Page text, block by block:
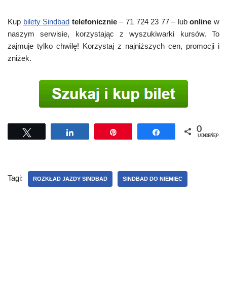
Kup bilety Sindbad telefonicznie– 71 724 23 77 – lubonline w
naszym serwisie, korzystając z wyszukiwarki kursów. To
zajmuje tylko chwilę! Korzystaj z najniższych cen, promocji i
zniżek.
Udostępnij Udostępnij
0
UDOSTĘPNIEŃ
Tagi: ROZKŁAD JAZDY SINDBAD SINDBAD DO NIEMIEC